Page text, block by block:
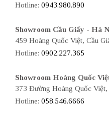
Hotline: 0943.980.890
Showroom Cầu Giấy - Hà
459 Hoàng Quốc Việt, Cầu
Hotline: 0902.227.365
Showroom Hoàng Quốc
373 Đường Hoàng Quốc
Hotline: 058.546.6666